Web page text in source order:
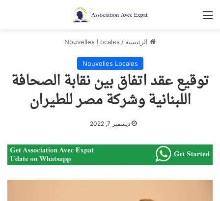
القائمة
الرئيسية /
Nouvelles Locales
Nouvelles Locales
توقيع عقد اتفاق بين نقابة الصحافة
اللبنانية وشركة مصر للطيران
ديسمبر 7, 2022